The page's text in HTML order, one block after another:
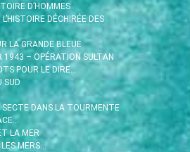
D’HOMMES
DÉCHIRÉE DES
LA GRANDE BLEUE
1943 – OPÉRATION SULTAN
POUR LE DIRE…
SUD
SECTE DANS LA TOURMENTE
LA MER
MERS…